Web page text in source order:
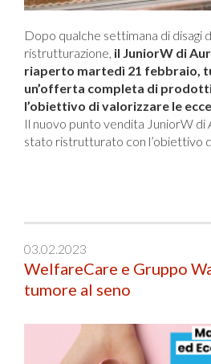
Dopo qualche settimana di disagi
ristrutturazione, il JuniorW di
riaperto martedì 21 febbraio,
un’offerta completa di
l’obiettivo di valorizzare le
Il nuovo punto vendita JuniorW di
stato ristrutturato con l’obiettivo
03.02.2023
WelfareCare e Gruppo
tumore al seno